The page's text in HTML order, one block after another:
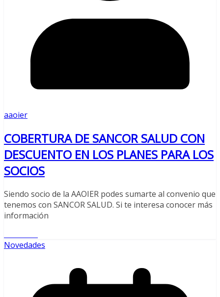
aaoier
COBERTURA DE SANCOR SALUD CON
DESCUENTO EN LOS PLANES PARA LOS
SOCIOS
Siendo socio de la AAOIER podes sumarte al convenio que
tenemos con SANCOR SALUD. Si te interesa conocer más
información
Novedades